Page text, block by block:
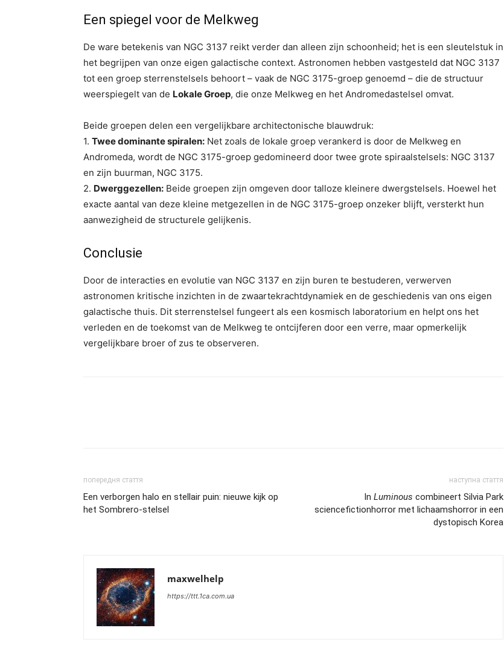
Een spiegel voor de Melkweg
De ware betekenis van NGC 3137 reikt verder dan alleen zijn schoonheid; het is een sleutelstuk in
het begrijpen van onze eigen galactische context. Astronomen hebben vastgesteld dat NGC 3137
tot een groep sterrenstelsels behoort – vaak de NGC 3175-groep genoemd – die de structuur
weerspiegelt van de Lokale Groep, die onze Melkweg en het Andromedastelsel omvat.
Beide groepen delen een vergelijkbare architectonische blauwdruk:
1. Twee dominante spiralen: Net zoals de lokale groep verankerd is door de Melkweg en
Andromeda, wordt de NGC 3175-groep gedomineerd door twee grote spiraalstelsels: NGC 3137
en zijn buurman, NGC 3175.
2. Dwerggezellen: Beide groepen zijn omgeven door talloze kleinere dwergstelsels. Hoewel het
exacte aantal van deze kleine metgezellen in de NGC 3175-groep onzeker blijft, versterkt hun
aanwezigheid de structurele gelijkenis.
Conclusie
Door de interacties en evolutie van NGC 3137 en zijn buren te bestuderen, verwerven
astronomen kritische inzichten in de zwaartekrachtdynamiek en de geschiedenis van ons eigen
galactische thuis. Dit sterrenstelsel fungeert als een kosmisch laboratorium en helpt ons het
verleden en de toekomst van de Melkweg te ontcijferen door een verre, maar opmerkelijk
vergelijkbare broer of zus te observeren.
попередня стаття
Een verborgen halo en stellair puin: nieuwe kijk op
het Sombrero-stelsel
наступна стаття
In Luminous combineert Silvia Park
sciencefictionhorror met lichaamshorror in een
dystopisch Korea
maxwelhelp
https://ttt.1ca.com.ua